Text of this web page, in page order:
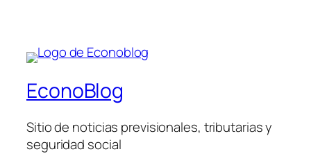
EconoBlog
Sitio de noticias previsionales, tributarias y
seguridad social